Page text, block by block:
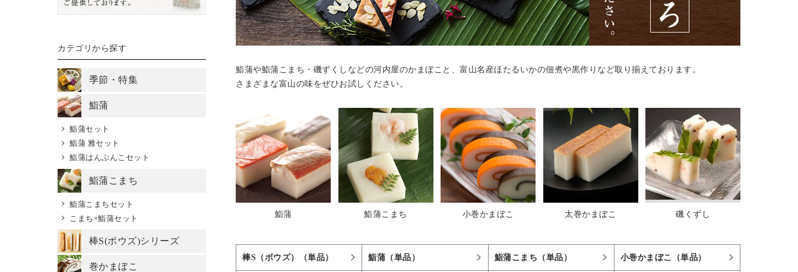
カテゴリから探す
季節・特集
鮨蒲
鮨蒲セット
鮨蒲 雅セット
鮨蒲はんぶんこセット
鮨蒲こまち
鮨蒲こまちセット
こまち×鮨蒲セット
棒S(ボウズ)シリーズ
巻かまぼこ
鮨蒲や鮨蒲こまち・磯ずくしなどの河内屋のかまぼこと、富山名産ほたるいかの佃煮や黒作りなど取り揃えております。
さまざまな富山の味をぜひお試しください。
鮨蒲 鮨蒲こまち 小巻かまぼこ 太巻かまぼこ 磯くずし
棒S（ボウズ）（単品） 鮨蒲（単品） 鮨蒲こまち（単品） 小巻かまぼこ（単品）